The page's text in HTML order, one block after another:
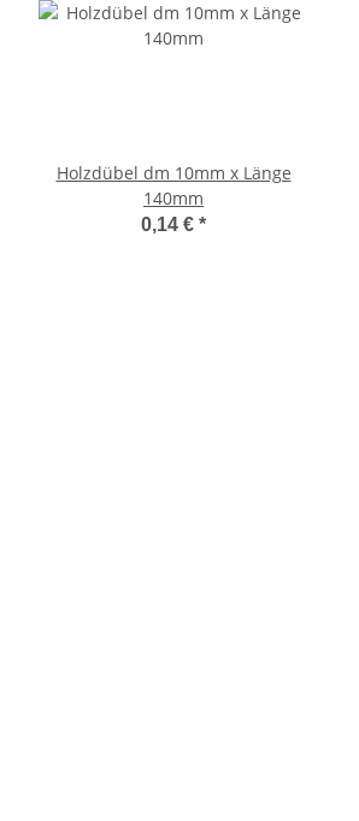
Holzdübel dm 10mm x Länge
140mm
0,14 € *